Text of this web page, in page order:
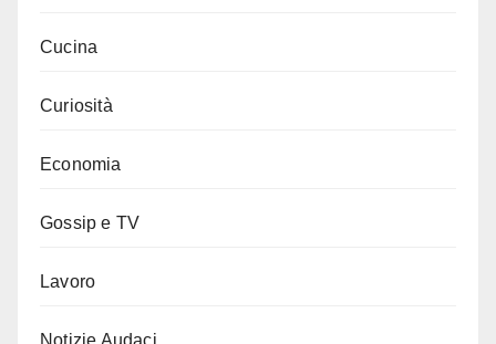
Cucina
Curiosità
Economia
Gossip e TV
Lavoro
Notizie Audaci